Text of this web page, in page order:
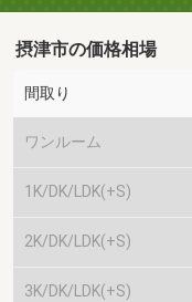
摂津市の価格相場
間取り
ワンルーム
1K/DK/LDK(+S)
2K/DK/LDK(+S)
3K/DK/LDK(+S)